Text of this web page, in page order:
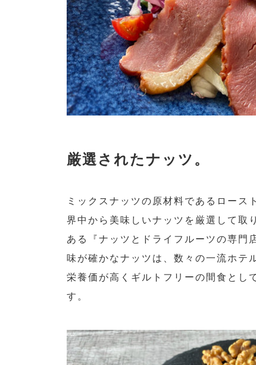
厳選されたナッツ。
ミックスナッツの原材料であるロース
界中から美味しいナッツを厳選して取
ある『ナッツとドライフルーツの専門
味が確かなナッツは、数々の一流ホテ
栄養価が高くギルトフリーの間食とし
す。